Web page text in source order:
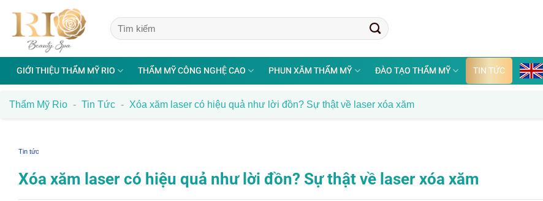
nội
GIỚI THIỆU THẨM MỸ RIO THẨM MỸ CÔNG NGHỆ CAO PHUN XĂM THẨM MỸ ĐÀO TẠO THẨM MỸ TIN TỨC
Thẩm Mỹ Rio - Tin Tức - Xóa xăm laser có hiệu quả như lời đồn? Sự thật về laser xóa xăm
Tin tức
Xóa xăm laser có hiệu quả như lời đồn? Sự thật về laser xóa xăm